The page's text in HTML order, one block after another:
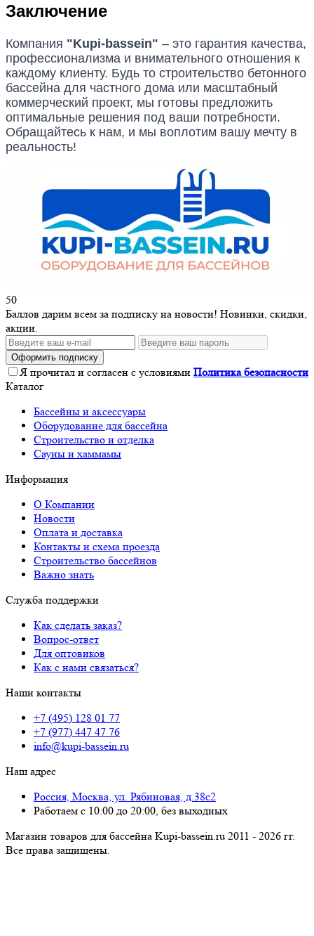
Заключение
Компания "Kupi-bassein" – это гарантия качества,
профессионализма и внимательного отношения к
каждому клиенту. Будь то строительство бетонного
бассейна для частного дома или масштабный
коммерческий проект, мы готовы предложить
оптимальные решения под ваши потребности.
Обращайтесь к нам, и мы воплотим вашу мечту в
реальность!
50
Баллов дарим всем за подписку на новости! Новинки, скидки,
акции.
Оформить подписку
Я прочитал и согласен с условиями Политика безопасности
Каталог
Бассейны и аксессуары
Оборудование для бассейна
Строительство и отделка
Сауны и хаммамы
Информация
О Компании
Новости
Оплата и доставка
Контакты и схема проезда
Строительство бассейнов
Важно знать
Служба поддержки
Как сделать заказ?
Вопрос-ответ
Для оптовиков
Как с нами связаться?
Наши контакты
+7 (495) 128 01 77
+7 (977) 447 47 76
info@kupi-bassein.ru
Наш адрес
Россия, Москва, ул. Рябиновая, д.38с2
Работаем с 10:00 до 20:00, без выходных
Магазин товаров для бассейна Kupi-bassein.ru 2011 - 2026 гг.
Все пра­ва за­щи­ще­ны.